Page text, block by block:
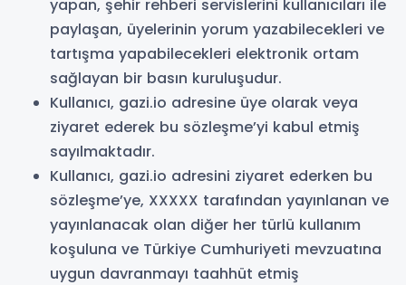
yapan, şehir rehberi servislerini kullanıcıları ile
paylaşan, üyelerinin yorum yazabilecekleri ve
tartışma yapabilecekleri elektronik ortam
sağlayan bir basın kuruluşudur.
Kullanıcı, gazi.io adresine üye olarak veya
ziyaret ederek bu sözleşme’yi kabul etmiş
sayılmaktadır.
Kullanıcı, gazi.io adresini ziyaret ederken bu
sözleşme’ye, XXXXX tarafından yayınlanan ve
yayınlanacak olan diğer her türlü kullanım
koşuluna ve Türkiye Cumhuriyeti mevzuatına
uygun davranmayı taahhüt etmiş